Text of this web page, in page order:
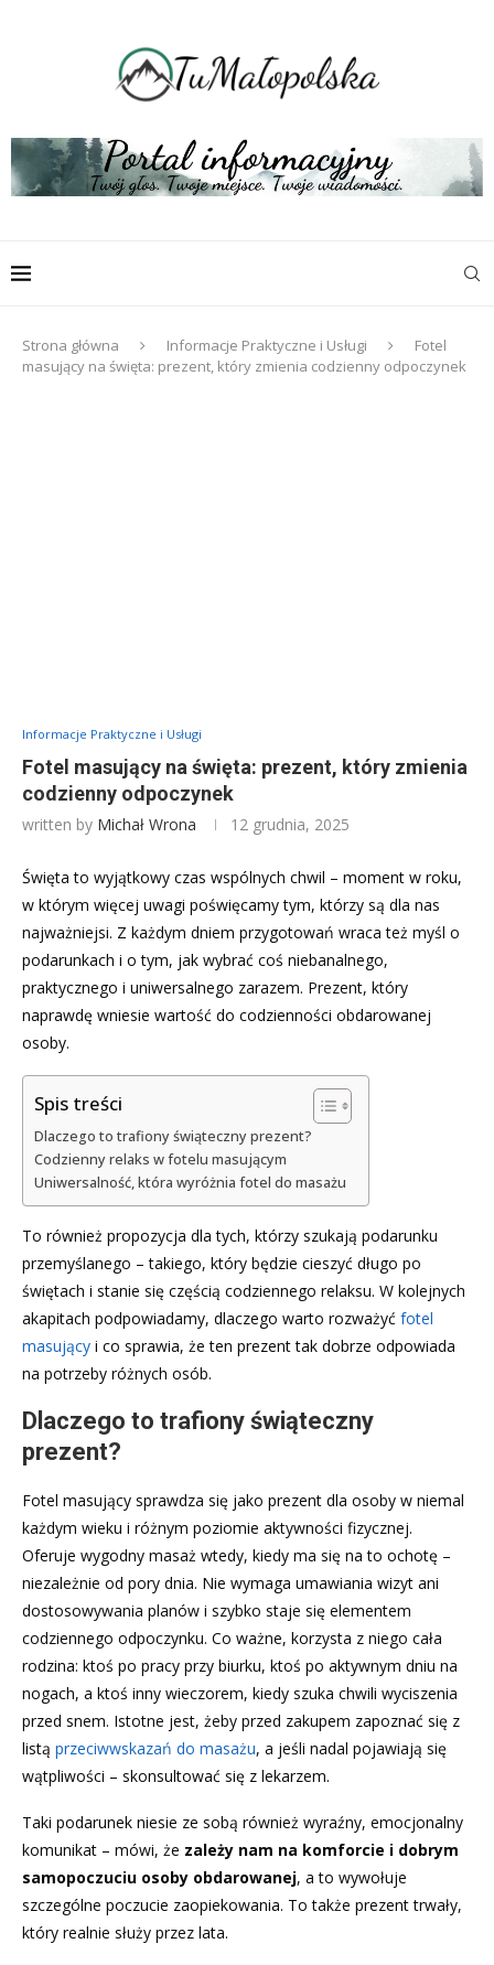
Strona główna Informacje Praktyczne i Usługi
Fotel
masujący na święta: prezent, który zmienia codzienny odpoczynek
Informacje Praktyczne i Usługi
Fotel masujący na święta: prezent, który zmienia
codzienny odpoczynek
written by Michał Wrona 12 grudnia, 2025
Święta to wyjątkowy czas wspólnych chwil – moment w roku,
w którym więcej uwagi poświęcamy tym, którzy są dla nas
najważniejsi. Z każdym dniem przygotowań wraca też myśl o
podarunkach i o tym, jak wybrać coś niebanalnego,
praktycznego i uniwersalnego zarazem. Prezent, który
naprawdę wniesie wartość do codzienności obdarowanej
osoby.
Spis treści
Dlaczego to trafiony świąteczny prezent?
Codzienny relaks w fotelu masującym
Uniwersalność, która wyróżnia fotel do masażu
To również propozycja dla tych, którzy szukają podarunku
przemyślanego – takiego, który będzie cieszyć długo po
świętach i stanie się częścią codziennego relaksu. W kolejnych
akapitach podpowiadamy, dlaczego warto rozważyć fotel
masujący i co sprawia, że ten prezent tak dobrze odpowiada
na potrzeby różnych osób.
Dlaczego to trafiony świąteczny
prezent?
Fotel masujący sprawdza się jako prezent dla osoby w niemal
każdym wieku i różnym poziomie aktywności fizycznej.
Oferuje wygodny masaż wtedy, kiedy ma się na to ochotę –
niezależnie od pory dnia. Nie wymaga umawiania wizyt ani
dostosowywania planów i szybko staje się elementem
codziennego odpoczynku. Co ważne, korzysta z niego cała
rodzina: ktoś po pracy przy biurku, ktoś po aktywnym dniu na
nogach, a ktoś inny wieczorem, kiedy szuka chwili wyciszenia
przed snem. Istotne jest, żeby przed zakupem zapoznać się z
listą przeciwwskazań do masażu, a jeśli nadal pojawiają się
wątpliwości – skonsultować się z lekarzem.
Taki podarunek niesie ze sobą również wyraźny, emocjonalny
komunikat – mówi, że zależy nam na komforcie i dobrym
samopoczuciu osoby obdarowanej, a to wywołuje
szczególne poczucie zaopiekowania. To także prezent trwały,
który realnie służy przez lata.